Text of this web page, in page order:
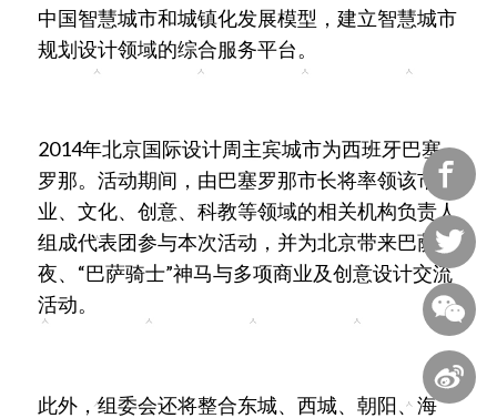
中国智慧城市和城镇化发展模型，建立智慧城市
规划设计领域的综合服务平台。
2014年北京国际设计周主宾城市为西班牙巴塞
罗那。活动期间，由巴塞罗那市长将率领该市商
业、文化、创意、科教等领域的相关机构负责人
组成代表团参与本次活动，并为北京带来巴萨之
夜、“巴萨骑士”神马与多项商业及创意设计交流
活动。
此外，组委会还将整合东城、西城、朝阳、海



